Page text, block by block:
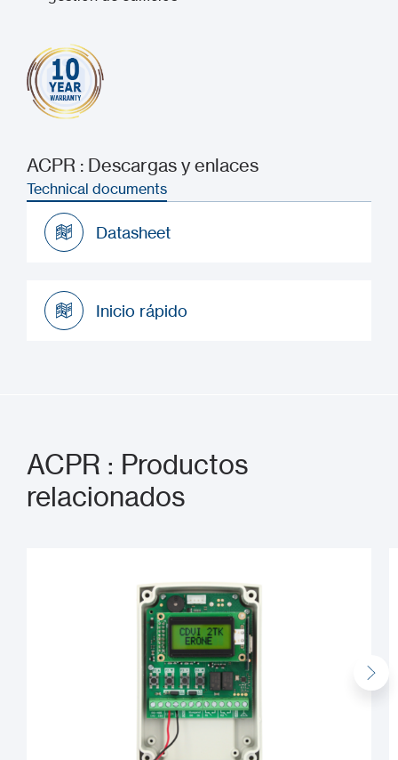
ACPR : Descargas y enlaces
Technical documents
Datasheet
Inicio rápido
ACPR : Productos
relacionados